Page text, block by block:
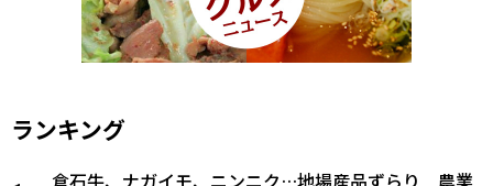
ランキング
倉石牛、ナガイモ、ニンニク…地場産品ずらり 農業